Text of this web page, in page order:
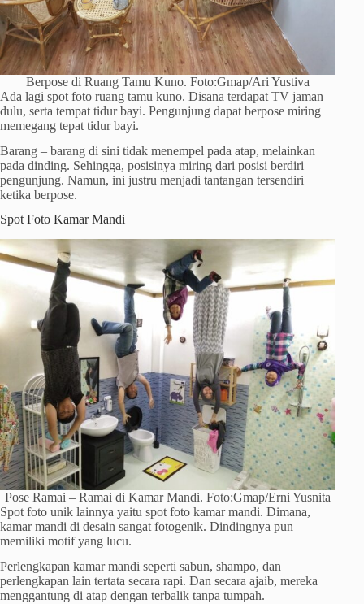
Berpose di Ruang Tamu Kuno. Foto:Gmap/Ari Yustiva
Ada lagi spot foto ruang tamu kuno. Disana terdapat TV jaman
dulu, serta tempat tidur bayi. Pengunjung dapat berpose miring
memegang tepat tidur bayi.
Barang – barang di sini tidak menempel pada atap, melainkan
pada dinding. Sehingga, posisinya miring dari posisi berdiri
pengunjung. Namun, ini justru menjadi tantangan tersendiri
ketika berpose.
Spot Foto Kamar Mandi
Pose Ramai – Ramai di Kamar Mandi. Foto:Gmap/Erni Yusnita
Spot foto unik lainnya yaitu spot foto kamar mandi. Dimana,
kamar mandi di desain sangat fotogenik. Dindingnya pun
memiliki motif yang lucu.
Perlengkapan kamar mandi seperti sabun, shampo, dan
perlengkapan lain tertata secara rapi. Dan secara ajaib, mereka
menggantung di atap dengan terbalik tanpa tumpah.